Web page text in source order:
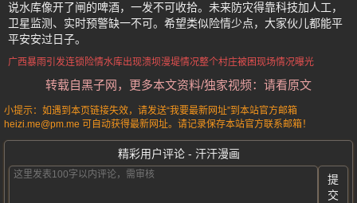
说水库像开了闸的啤酒，一发不可收拾。未来防灾得靠科技加人工，
卫星监测、实时预警缺一不可。希望类似险情少点，大家伙儿都能平
平安安过日子。
广西暴雨引发连锁险情水库出现溃坝漫堤情况整个村庄被困现场情况曝光
转载自黑子网，更多本文资料/独家视频：请看原文
小提示：如遇到本页链接失效，请发送“我要最新网址”到本站官方邮箱
heizi.me@pm.me 可自动获得最新网址。请记录保存本站官方联系邮箱！
精彩用户评论 - 汗汗漫画
提
交